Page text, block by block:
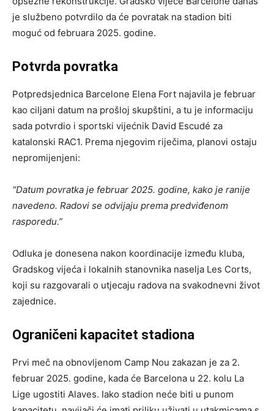
je službeno potvrdilo da će povratak na stadion biti
moguć od februara 2025. godine.
Potvrda povratka
Potpredsjednica Barcelone Elena Fort najavila je februar
kao ciljani datum na prošloj skupštini, a tu je informaciju
sada potvrdio i sportski vijećnik David Escudé za
katalonski RAC1. Prema njegovim riječima, planovi ostaju
nepromijenjeni:
“Datum povratka je februar 2025. godine, kako je ranije
navedeno. Radovi se odvijaju prema predviđenom
rasporedu.”
Odluka je donesena nakon koordinacije između kluba,
Gradskog vijeća i lokalnih stanovnika naselja Les Corts,
koji su razgovarali o utjecaju radova na svakodnevni život
zajednice.
Ograničeni kapacitet stadiona
Prvi meč na obnovljenom Camp Nou zakazan je za 2.
februar 2025. godine, kada će Barcelona u 22. kolu La
Lige ugostiti Alaves. Iako stadion neće biti u punom